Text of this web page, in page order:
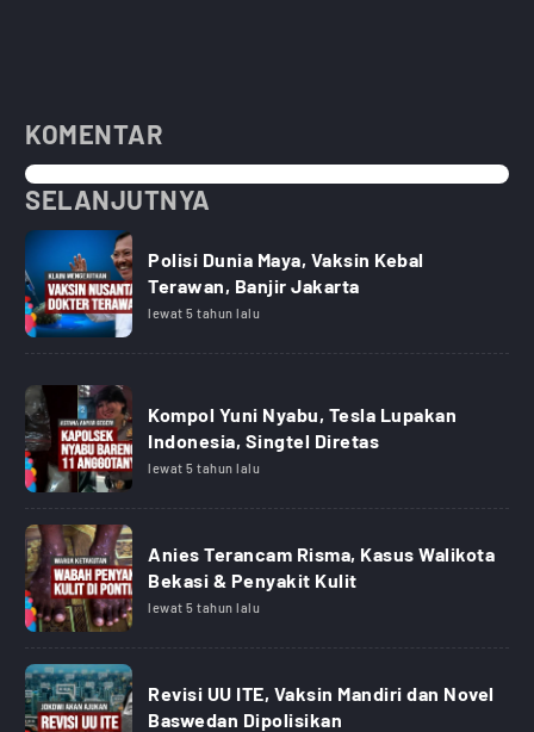
KOMENTAR
SELANJUTNYA
Polisi Dunia Maya, Vaksin Kebal
Terawan, Banjir Jakarta
lewat 5 tahun lalu
Kompol Yuni Nyabu, Tesla Lupakan
Indonesia, Singtel Diretas
lewat 5 tahun lalu
Anies Terancam Risma, Kasus Walikota
Bekasi & Penyakit Kulit
lewat 5 tahun lalu
Revisi UU ITE, Vaksin Mandiri dan Novel
Baswedan Dipolisikan